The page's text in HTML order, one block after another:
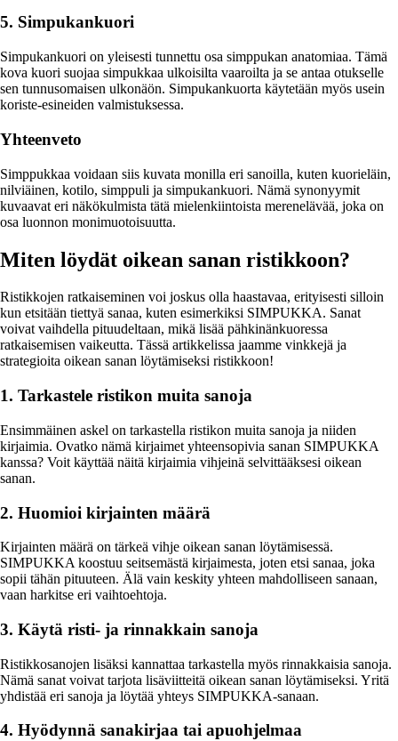
5. Simpukankuori
Simpukankuori on yleisesti tunnettu osa simppukan anatomiaa. Tämä
kova kuori suojaa simpukkaa ulkoisilta vaaroilta ja se antaa otukselle
sen tunnusomaisen ulkonäön. Simpukankuorta käytetään myös usein
koriste-esineiden valmistuksessa.
Yhteenveto
Simppukkaa voidaan siis kuvata monilla eri sanoilla, kuten kuorieläin,
nilviäinen, kotilo, simppuli ja simpukankuori. Nämä synonyymit
kuvaavat eri näkökulmista tätä mielenkiintoista merenelävää, joka on
osa luonnon monimuotoisuutta.
Miten löydät oikean sanan ristikkoon?
Ristikkojen ratkaiseminen voi joskus olla haastavaa, erityisesti silloin
kun etsitään tiettyä sanaa, kuten esimerkiksi SIMPUKKA. Sanat
voivat vaihdella pituudeltaan, mikä lisää pähkinänkuoressa
ratkaisemisen vaikeutta. Tässä artikkelissa jaamme vinkkejä ja
strategioita oikean sanan löytämiseksi ristikkoon!
1. Tarkastele ristikon muita sanoja
Ensimmäinen askel on tarkastella ristikon muita sanoja ja niiden
kirjaimia. Ovatko nämä kirjaimet yhteensopivia sanan SIMPUKKA
kanssa? Voit käyttää näitä kirjaimia vihjeinä selvittääksesi oikean
sanan.
2. Huomioi kirjainten määrä
Kirjainten määrä on tärkeä vihje oikean sanan löytämisessä.
SIMPUKKA koostuu seitsemästä kirjaimesta, joten etsi sanaa, joka
sopii tähän pituuteen. Älä vain keskity yhteen mahdolliseen sanaan,
vaan harkitse eri vaihtoehtoja.
3. Käytä risti- ja rinnakkain sanoja
Ristikkosanojen lisäksi kannattaa tarkastella myös rinnakkaisia sanoja.
Nämä sanat voivat tarjota lisäviitteitä oikean sanan löytämiseksi. Yritä
yhdistää eri sanoja ja löytää yhteys SIMPUKKA-sanaan.
4. Hyödynnä sanakirjaa tai apuohjelmaa